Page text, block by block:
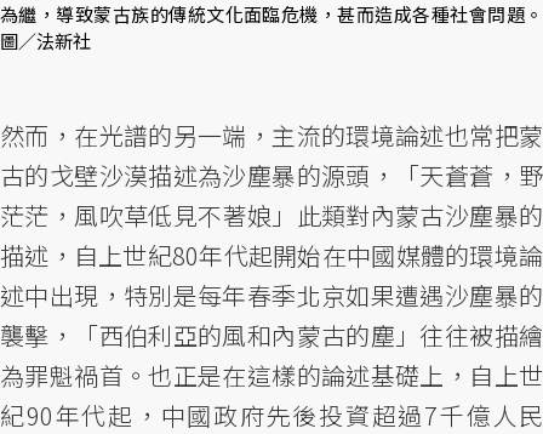
為繼，導致蒙古族的傳統文化面臨危機，甚而造成各種社會問題。
圖／法新社
然而，在光譜的另一端，主流的環境論述也常把蒙
古的戈壁沙漠描述為沙塵暴的源頭，「天蒼蒼，野
茫茫，風吹草低見不著娘」此類對內蒙古沙塵暴的
描述，自上世紀80年代起開始在中國媒體的環境論
述中出現，特別是每年春季北京如果遭遇沙塵暴的
襲擊，「西伯利亞的風和內蒙古的塵」往往被描繪
為罪魁禍首。也正是在這樣的論述基礎上，自上世
紀90年代起，中國政府先後投資超過7千億人民